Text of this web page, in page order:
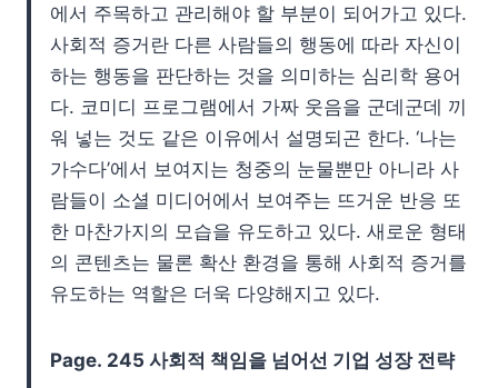
에서 주목하고 관리해야 할 부분이 되어가고 있다.
사회적 증거란 다른 사람들의 행동에 따라 자신이
하는 행동을 판단하는 것을 의미하는 심리학 용어
다. 코미디 프로그램에서 가짜 웃음을 군데군데 끼
워 넣는 것도 같은 이유에서 설명되곤 한다. ‘나는
가수다’에서 보여지는 청중의 눈물뿐만 아니라 사
람들이 소셜 미디어에서 보여주는 뜨거운 반응 또
한 마찬가지의 모습을 유도하고 있다. 새로운 형태
의 콘텐츠는 물론 확산 환경을 통해 사회적 증거를
유도하는 역할은 더욱 다양해지고 있다.
Page. 245 사회적 책임을 넘어선 기업 성장 전략